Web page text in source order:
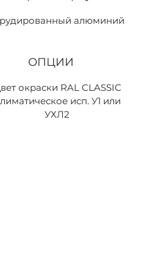
алюминий
ОПЦИИ
окраски RAL CLASSIC
исп. У1 или
УХЛ2